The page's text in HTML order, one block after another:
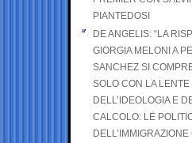
PIANTEDOSI
DE ANGELIS: “LA
GIORGIA MELONI A
SANCHEZ SI
SOLO CON LA LENTE
DELL’IDEOLOGIA E
CALCOLO: LE